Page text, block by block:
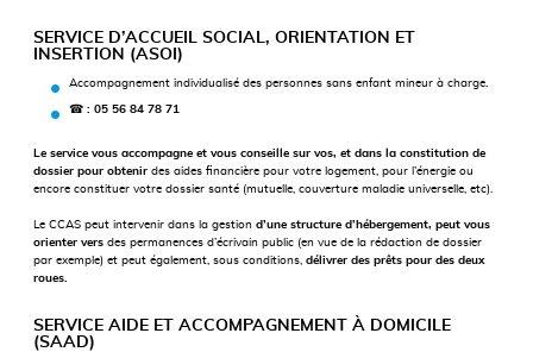
SERVICE D’ACCUEIL SOCIAL, ORIENTATION ET
INSERTION (ASOI)
Accompagnement individualisé des personnes sans enfant mineur à charge.
☎ : 05 56 84 78 71
Le service vous accompagne et vous conseille sur vos, et dans la constitution de
dossier pour obtenirdes aides financière pour votre logement, pour l’énergie ou
encore constituer votre dossier santé (mutuelle, couverture maladie universelle, etc).
Le CCAS peut intervenir dans la gestion d’une structure d’hébergement, peut vous
orienter versdes permanences d’écrivain public (en vue de la rédaction de dossier
par exemple) et peut également, sous conditions,délivrer des prêts pour des deux
roues.
SERVICE AIDE ET ACCOMPAGNEMENT À DOMICILE
(SAAD)